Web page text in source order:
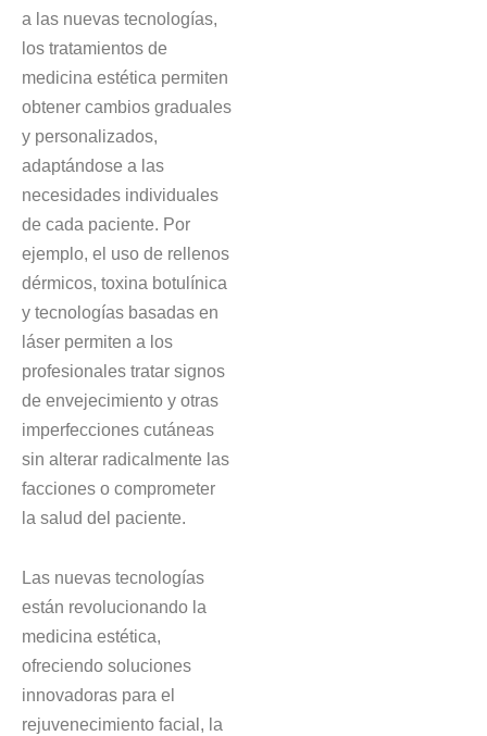
a las nuevas tecnologías,
los tratamientos de
medicina estética permiten
obtener cambios graduales
y personalizados,
adaptándose a las
necesidades individuales
de cada paciente. Por
ejemplo, el uso de rellenos
dérmicos, toxina botulínica
y tecnologías basadas en
láser permiten a los
profesionales tratar signos
de envejecimiento y otras
imperfecciones cutáneas
sin alterar radicalmente las
facciones o comprometer
la salud del paciente.
Las nuevas tecnologías
están revolucionando la
medicina estética,
ofreciendo soluciones
innovadoras para el
rejuvenecimiento facial, la